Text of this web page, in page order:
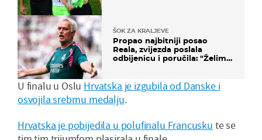
ŠOK ZA KRALJEVE
Propao najbitniji posao
Reala, zvijezda poslala
odbijenicu i poručila: "Želim
U finalu u Oslu Hrvatska je izgubila od Danske i
osvojila srebrnu medalju.
Hrvatska je pobijedila u polufinalu Francusku te se